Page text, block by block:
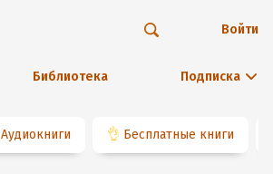
Библиотека Подписка
Войти
Аудиокниги 👌 Бесплатные книги